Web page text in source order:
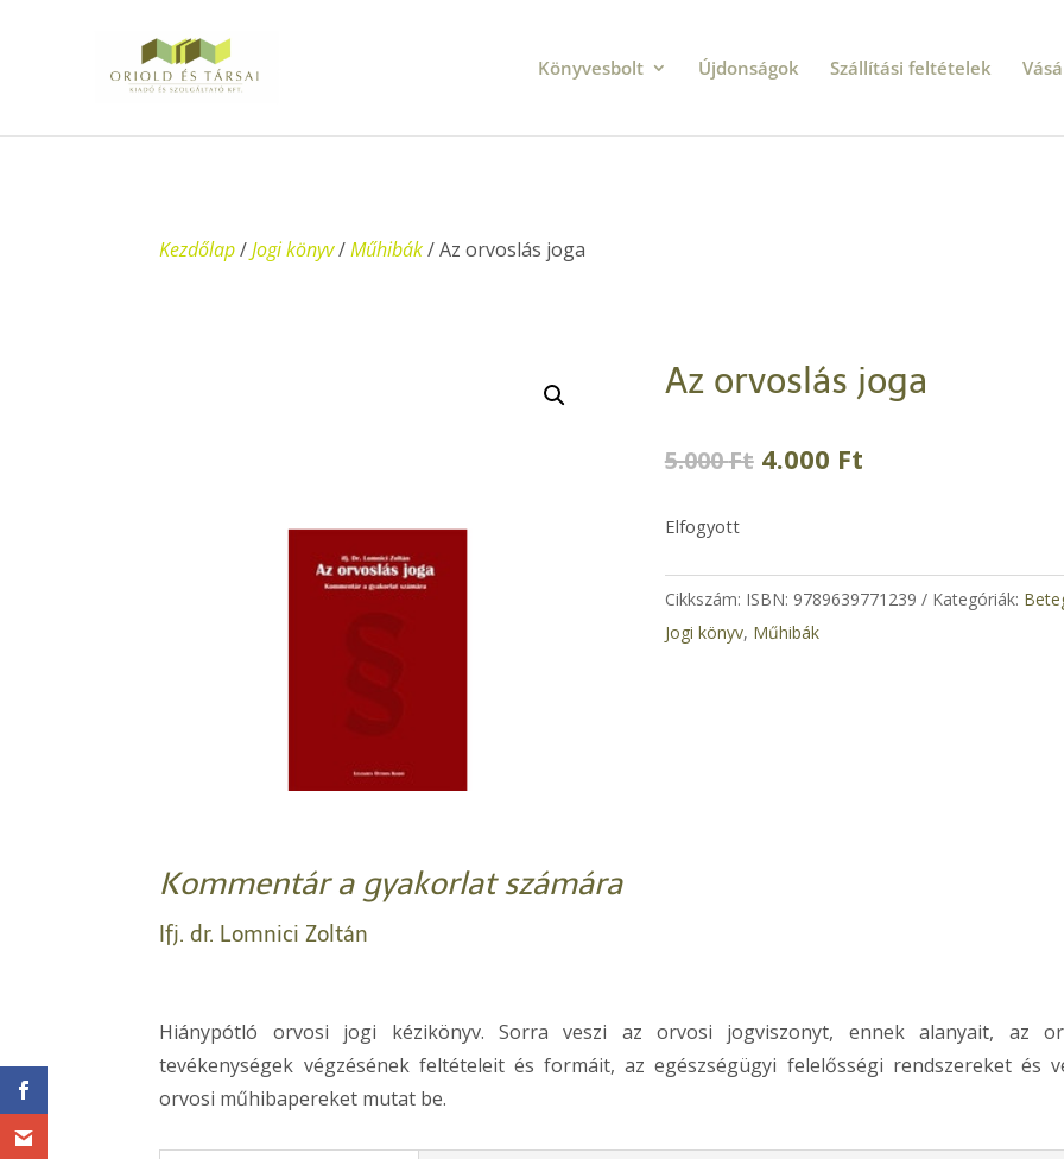
Könyvesbolt Újdonságok Szállítási feltételek
Kezdőlap/Jogi könyv/Műhibák/ Az orvoslás joga
Az orvoslás joga
5.000Ft Original
4.000 FtCurrent
Elfogyott
Cikkszám: ISBN: 9789639771239 Kategóriák:
Jogi könyv, Műhibák
Kommentár a gyakorlat számára
Ifj. dr. Lomnici Zoltán
Hiánypótló orvosi jogi kézikönyv. Sorra veszi az orvosi jogviszonyt, ennek alanyait, az
tevékenységek végzésének feltételeit és formáit, az egészségügyi felelősségi rendszereket és
orvosi műhibapereket mutat be.